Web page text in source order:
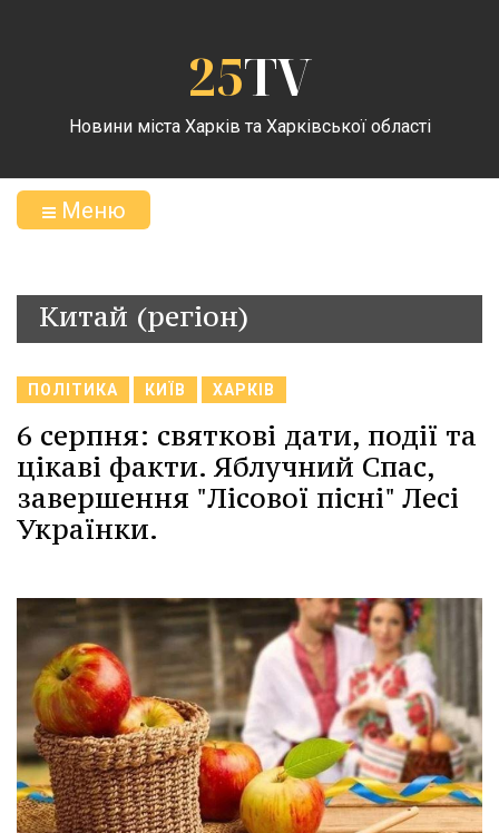
25TV
Новини міста Харків та Харківської області
Меню
Китай (регіон)
ПОЛІТИКА КИЇВ ХАРКІВ
6 серпня: святкові дати, події та
цікаві факти. Яблучний Спас,
завершення "Лісової пісні" Лесі
Українки.